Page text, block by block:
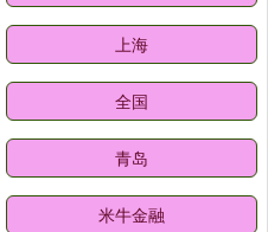
上海
全国
青岛
米牛金融